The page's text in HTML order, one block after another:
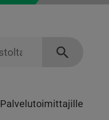
Palvelu­toimittajille